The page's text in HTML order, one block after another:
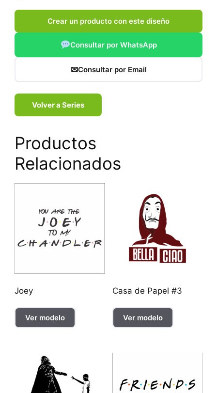
Crear un producto con este diseño
Consultar por WhatsApp
✉Consultar por Email
Volver a Series
Productos
Relacionados
Joey
Ver modelo
Casa de Papel #3
Ver modelo